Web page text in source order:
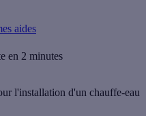
aides
en 2 minutes
l'installation d'un chauffe-eau